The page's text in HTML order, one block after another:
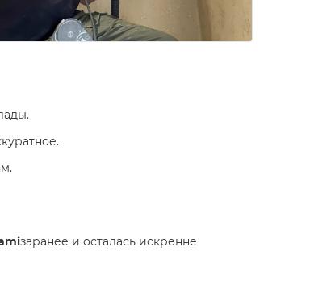
заранее и осталась искренне